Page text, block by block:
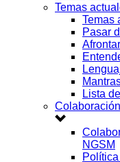
Temas
Temas
Pasar
Lista
NGSM